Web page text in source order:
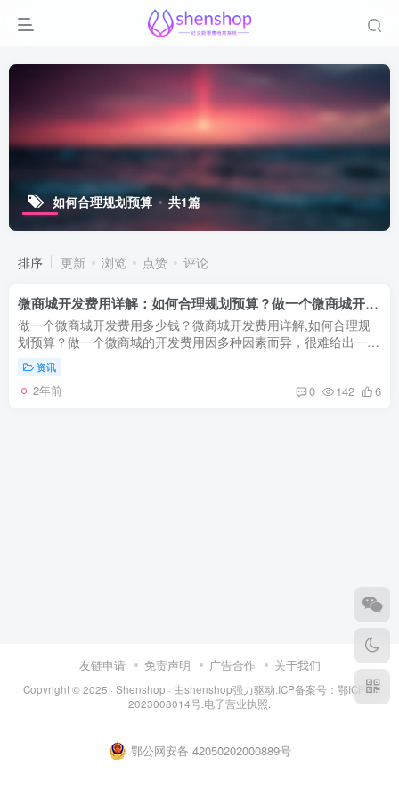
如何合理规划预算 共1篇
排序 更新 浏览 点赞 评论
微商城开发费用详解：如何合理规划预算？做一个微商城开发费用多少钱？
做一个微商城开发费用多少钱？微商城开发费用详解,如何合理规
划预算？做一个微商城的开发费用因多种因素而异，很难给出一个
具体的数字。商家在选择开发方式和功能需求时，应根据自身实际
情况和...
资讯
2年前 0 142 6
友链申请 免责声明 广告合作 关于我们
Copyright © 2025 · Shenshop · 由shenshop强力驱动.ICP备案号： 鄂ICP备
2023008014号 电子营业执照
鄂公网安备 42050202000889号